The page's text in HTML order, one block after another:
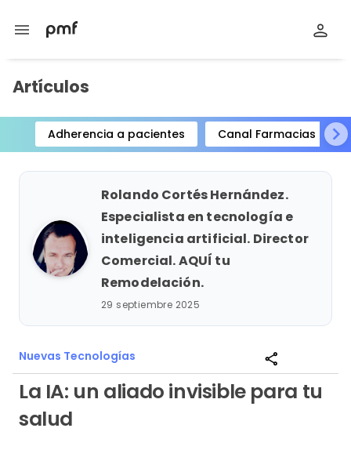
menu
Artículos
Adherencia a pacientes Canal Farmacias
Item
1
Rolando Cortés Hernández.
Especialista en tecnología e
inteligencia artificial. Director
Comercial. AQUÍ tu
Remodelación.
29 septiembre 2025
Nuevas Tecnologías share
La IA: un aliado invisible para tu
salud